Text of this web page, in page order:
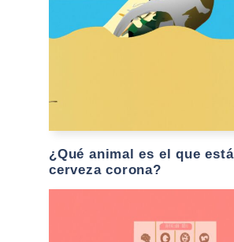
¿Qué animal es el que
cerveza corona?